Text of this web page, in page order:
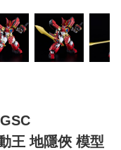
王 地隱俠 模型